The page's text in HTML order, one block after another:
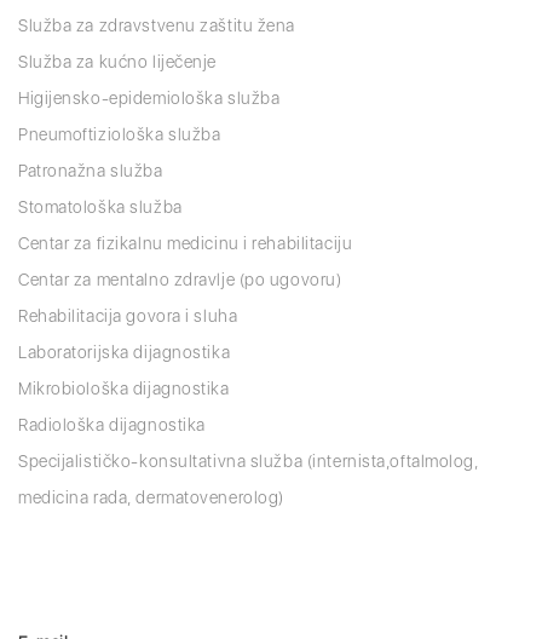
Služba za zdravstvenu zaštitu žena
Služba za kućno liječenje
Higijensko-epidemiološka služba
Pneumoftiziološka služba
Patronažna služba
Stomatološka služba
Centar za fizikalnu medicinu i rehabilitaciju
Centar za mentalno zdravlje (po ugovoru)
Rehabilitacija govora i sluha
Laboratorijska dijagnostika
Mikrobiološka dijagnostika
Radiološka dijagnostika
Specijalističko-konsultativna služba (internista,oftalmolog,
medicina rada, dermatovenerolog)